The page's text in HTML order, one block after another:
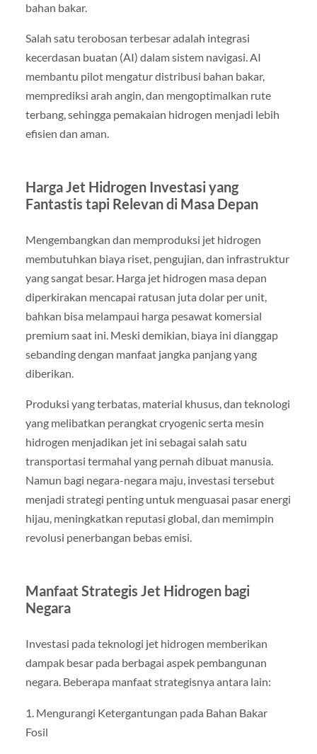
bahan bakar.
Salah satu terobosan terbesar adalah integrasi
kecerdasan buatan (AI) dalam sistem navigasi. AI
membantu pilot mengatur distribusi bahan bakar,
memprediksi arah angin, dan mengoptimalkan rute
terbang, sehingga pemakaian hidrogen menjadi lebih
efisien dan aman.
Harga Jet Hidrogen Investasi yang
Fantastis tapi Relevan di Masa Depan
Mengembangkan dan memproduksi jet hidrogen
membutuhkan biaya riset, pengujian, dan infrastruktur
yang sangat besar. Harga jet hidrogen masa depan
diperkirakan mencapai ratusan juta dolar per unit,
bahkan bisa melampaui harga pesawat komersial
premium saat ini. Meski demikian, biaya ini dianggap
sebanding dengan manfaat jangka panjang yang
diberikan.
Produksi yang terbatas, material khusus, dan teknologi
yang melibatkan perangkat cryogenic serta mesin
hidrogen menjadikan jet ini sebagai salah satu
transportasi termahal yang pernah dibuat manusia.
Namun bagi negara-negara maju, investasi tersebut
menjadi strategi penting untuk menguasai pasar energi
hijau, meningkatkan reputasi global, dan memimpin
revolusi penerbangan bebas emisi.
Manfaat Strategis Jet Hidrogen bagi
Negara
Investasi pada teknologi jet hidrogen memberikan
dampak besar pada berbagai aspek pembangunan
negara. Beberapa manfaat strategisnya antara lain:
1. Mengurangi Ketergantungan pada Bahan Bakar
Fosil